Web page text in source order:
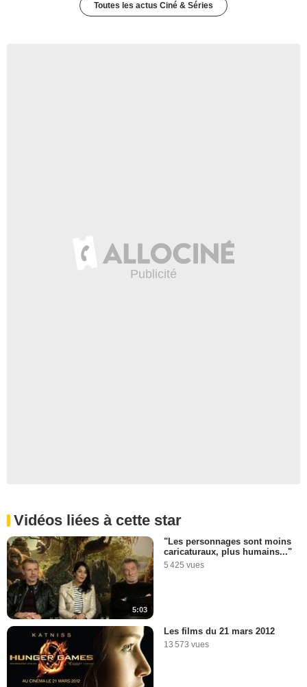
Toutes les actus Ciné & Séries
Vidéos liées à cette star
5:03
"Les personnages sont moins
caricaturaux, plus humains..."
5 425 vues
Les films du 21 mars 2012
13 573 vues